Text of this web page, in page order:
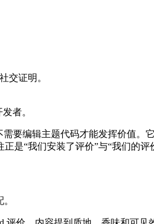
交证明。
者。
要编辑主题代码才能发挥价值
是“我们安装了评价”与“我们的评